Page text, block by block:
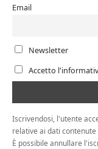
Email
Newsletter
Accetto
Iscrivendosi, l'utente
relative ai dati
È possibile annullare